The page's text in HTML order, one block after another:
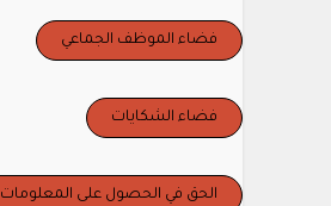
فضاء الموظف الجماعي
فضاء الشكايات
الحق في الحصول على المعلومات